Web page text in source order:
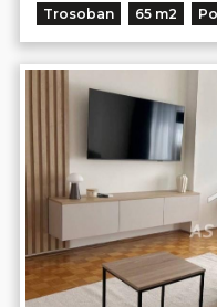
Trosoban 65 m2